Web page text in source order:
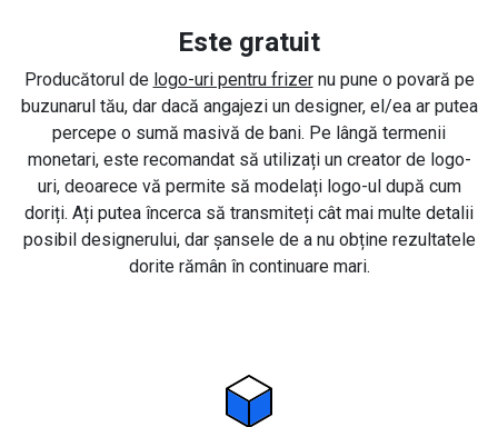
Este gratuit
Producătorul de logo-uri pentru frizernu pune o povară pe
buzunarul tău, dar dacă angajezi un designer, el/ea ar putea
percepe o sumă masivă de bani. Pe lângă termenii
monetari, este recomandat să utilizați un creator de logo-
uri, deoarece vă permite să modelați logo-ul după cum
doriți. Ați putea încerca să transmiteți cât mai multe detalii
posibil designerului, dar șansele de a nu obține rezultatele
dorite rămân în continuare mari.